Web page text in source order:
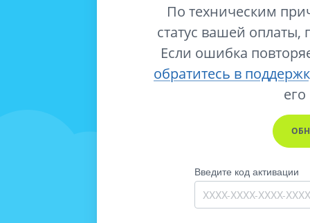
По техническим
статус вашей оплаты,
Если ошибка
обратитесь в
его
Введите код активации